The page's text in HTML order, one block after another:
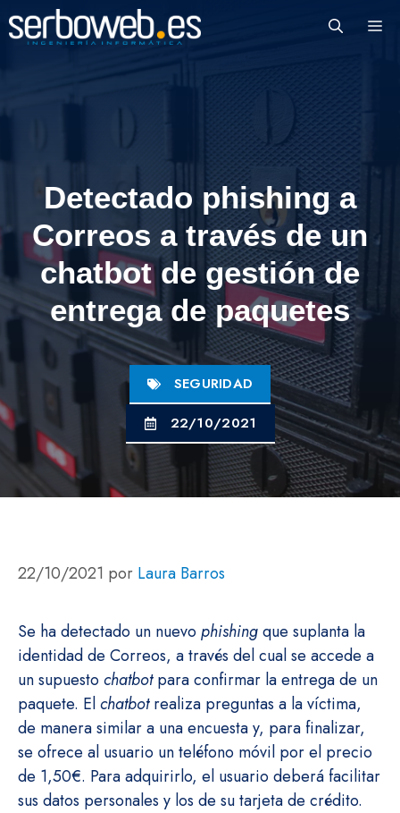
Saltar
al
Detectado phishing a
Correos a través de un
chatbot de gestión de
entrega de paquetes
SEGURIDAD
22/10/2021
22/10/2021 por Laura Barros
Se ha detectado un nuevo phishingque suplanta la
identidad de Correos, a través del cual se accede a
un supuesto chatbotpara confirmar la entrega de un
paquete. Elchatbotrealiza preguntas a la víctima,
de manera similar a una encuesta y, para finalizar,
se ofrece al usuario un teléfono móvil por el precio
de 1,50€. Para adquirirlo, el usuario deberá facilitar
sus datos personales y los de su tarjeta de crédito.